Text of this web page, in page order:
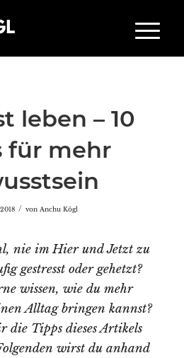
leben – 10
für mehr
/ vonAnchu Kögl
nie im Hier und Jetzt zu
gestresst oder gehetzt?
wissen, wie du mehr
Alltag bringen kannst?
die Tipps dieses Artikels
wirst du anhand